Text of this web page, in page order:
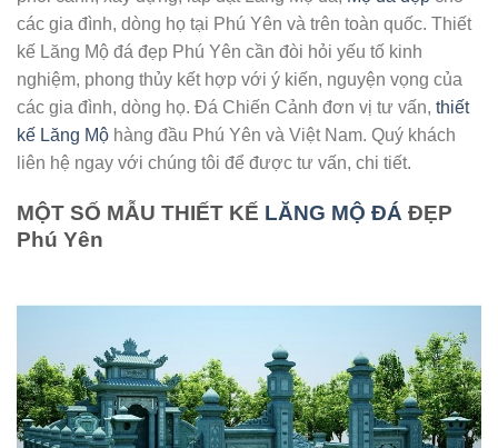
các gia đình, dòng họ tại Phú Yên và trên toàn quốc. Thiết
kế Lăng Mộ đá đẹp Phú Yên cần đòi hỏi yếu tố kinh
nghiệm, phong thủy kết hợp với ý kiến, nguyện vọng của
các gia đình, dòng họ. Đá Chiến Cảnh đơn vị tư vấn, thiết
kế Lăng Mộ hàng đầu Phú Yên và Việt Nam. Quý khách
liên hệ ngay với chúng tôi để được tư vấn, chi tiết.
MỘT SỐ MẪU THIẾT KẾ LĂNG MỘ ĐÁ ĐẸP
Phú Yên